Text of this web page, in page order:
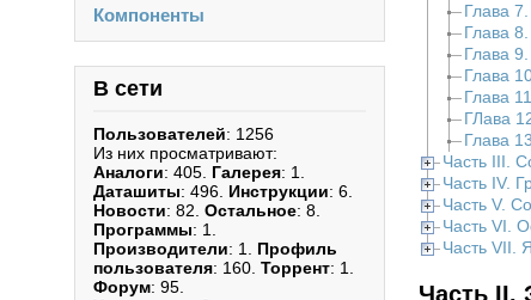
Компоненты
В сети
Пользователей: 1256
Из них просматривают:
Аналоги: 405. Галерея: 1.
Даташиты: 496. Инструкции: 6.
Новости: 82. Остальное: 8.
Программы: 1.
Производители: 1. Профиль
пользователя: 160. Торрент: 1.
Форум: 95.
Глава
Глава
Глава
Глава
Глава
ГЛава
Глава
Часть III.
Часть IV.
Часть V.
Часть VI.
Часть VII.
Часть II.